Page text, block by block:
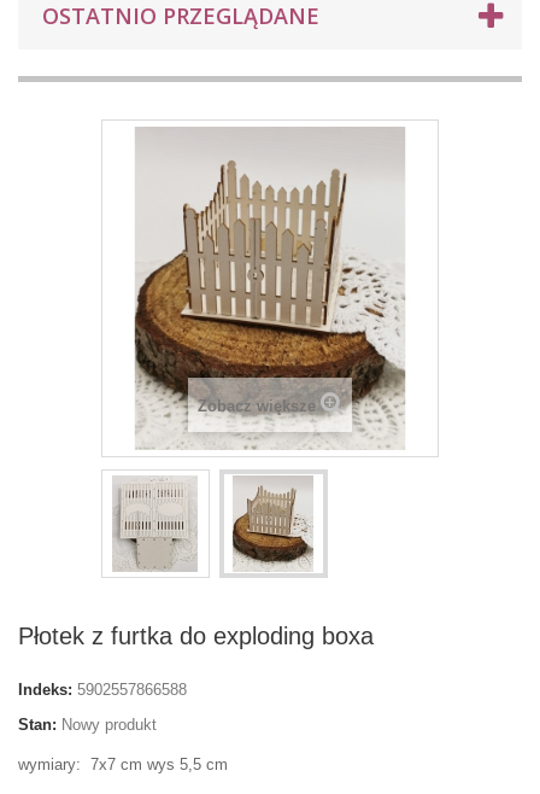
OSTATNIO PRZEGLĄDANE
Zobacz większe
Płotek z furtka do exploding boxa
Indeks: 5902557866588
Stan: Nowy produkt
wymiary: 7x7 cm wys 5,5 cm